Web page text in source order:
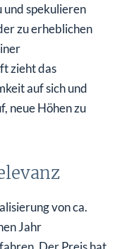
und spekulieren
zu erheblichen
zieht das
auf sich und
neue Höhen zu
von ca.
Jahr